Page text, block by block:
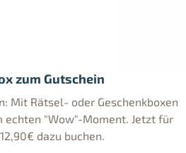
zum Gutschein
Mit Rätsel- oder Geschenkboxen
echten "Wow"-Moment. Jetzt für
dazu buchen.